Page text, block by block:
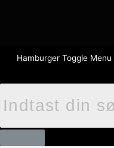
Hamburger Toggle Menu